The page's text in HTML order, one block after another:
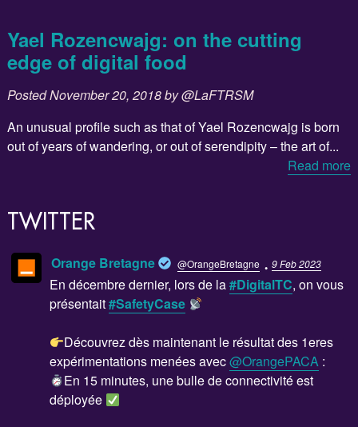
Yael Rozencwajg: on the cutting
edge of digital food
PostedNovember 20, 2018by@LaFTRSM
An unusual profile such as that of Yael Rozencwajg is born
out of years of wandering, or out of serendipity – the art of...
Read more
TWITTER
Orange Bretagne @OrangeBretagne · 9 Feb 2023
En décembre dernier, lors de la#DigitalTC, on vous
présentait#SafetyCase
Découvrez dès maintenant le résultat des 1eres
expérimentations menées avec@OrangePACA:
En 15 minutes, une bulle de connectivité est
déployée